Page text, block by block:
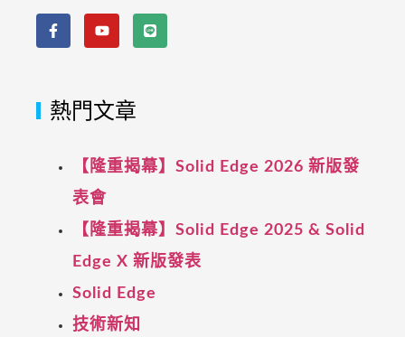
熱門文章
【隆重揭幕】Solid Edge 2026 新版發
表會
【隆重揭幕】Solid Edge 2025 & Solid
Edge X 新版發表
Solid Edge
技術新知